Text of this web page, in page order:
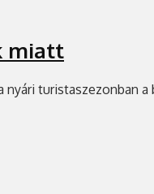
miatt
turistaszezonban